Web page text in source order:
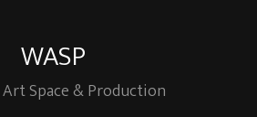
WASP
Space & Production